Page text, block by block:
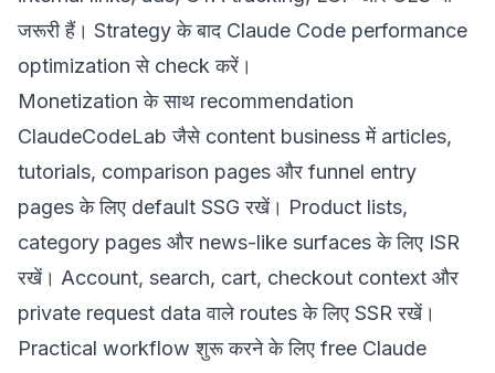
जरूरी हैं। Strategy के बाद Claude Code performance
optimization से check करें।
Monetization के साथ recommendation
ClaudeCodeLab जैसे content business में articles,
tutorials, comparison pages और funnel entry
pages के लिए default SSG रखें। Product lists,
category pages और news-like surfaces के लिए ISR
रखें। Account, search, cart, checkout context और
private request data वाले routes के लिए SSR रखें।
Practical workflow शुरू करने के लिए free Claude